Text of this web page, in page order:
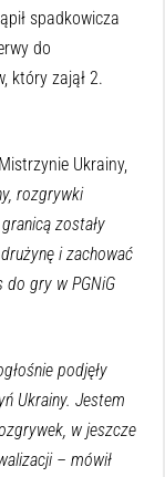
spadkowicza
do
który zajął 2.
Ukrainy,
rozgrywki
zostały
i zachować
do gry w PGNiG
podjęły
Ukrainy. Jestem
w jeszcze
– mówił